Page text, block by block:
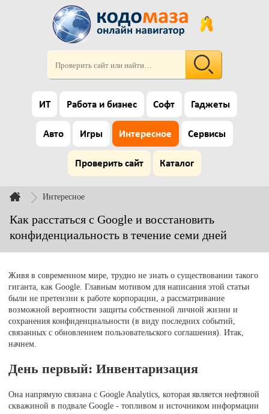
ИТ Работа и бизнес Софт Гаджеты
Авто Игры Интересное Сервисы
Проверить сайт Каталог
Интересное
Как расстаться с Google и восстановить
конфиденциальность в течение семи дней
Живя в современном мире, трудно не знать о существовании такого
гиганта, как Google. Главным мотивом для написания этой статьи
были не претензии к работе корпорации, а рассматривание
возможной вероятности защиты собственной личной жизни и
сохранения конфиденциальности (в виду последних событий,
связанных с обновлением пользовательского соглашения). Итак,
начнем.
День первый: Инвентаризация
Она напрямую связана с Google Analytics, которая является нефтяной
скважиной в подвале Google - топливом и источником информации